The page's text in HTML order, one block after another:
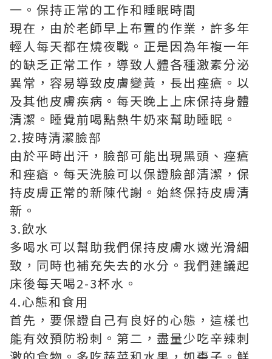
一。保持正常的工作和睡眠時間
現在，由於老師早上布置的作業，許多年
輕人每天都在燒夜戰。正是因為年複一年
的缺乏正常工作，導致人體各種激素分泌
異常，容易導致皮膚變黃，長出痤瘡。以
及其他皮膚疾病。每天晚上上床保持身體
清潔。睡覺前喝點熱牛奶來幫助睡眠。
2.按時清潔臉部
由於平時出汗，臉部可能出現黑頭、痤瘡
和痤瘡。每天洗臉可以保證臉部清潔，保
持皮膚正常的新陳代謝。始終保持皮膚清
新。
3.飲水
多喝水可以幫助我們保持皮膚水嫩光滑細
致，同時也補充失去的水分。我們建議起
床後每天喝2-3杯水。
4.心態和食用
首先，要保證自己有良好的心態，這樣也
能有效預防粉刺。第二，盡量少吃辛辣刺